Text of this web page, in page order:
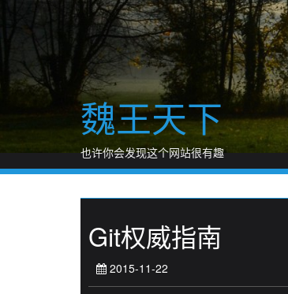
魏王天下
也许你会发现这个网站很有趣
Git权威指南
2015-11-22